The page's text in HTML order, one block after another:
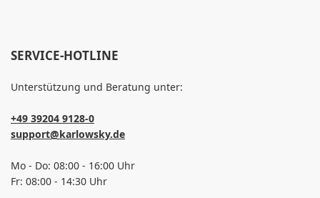
SERVICE-HOTLINE
Unterstützung und Beratung unter:
+49 39204 9128-0
support@karlowsky.de
Mo - Do: 08:00 - 16:00 Uhr
Fr: 08:00 - 14:30 Uhr